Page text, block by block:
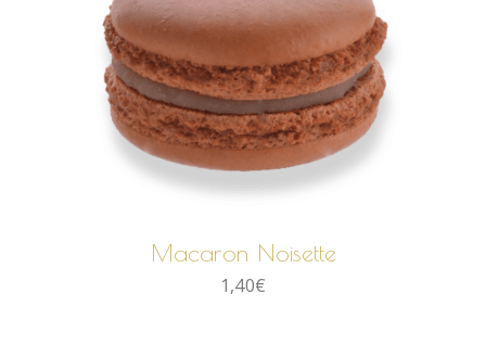
AJOUTER AU PANIER
Macaron Noisette
1,40€